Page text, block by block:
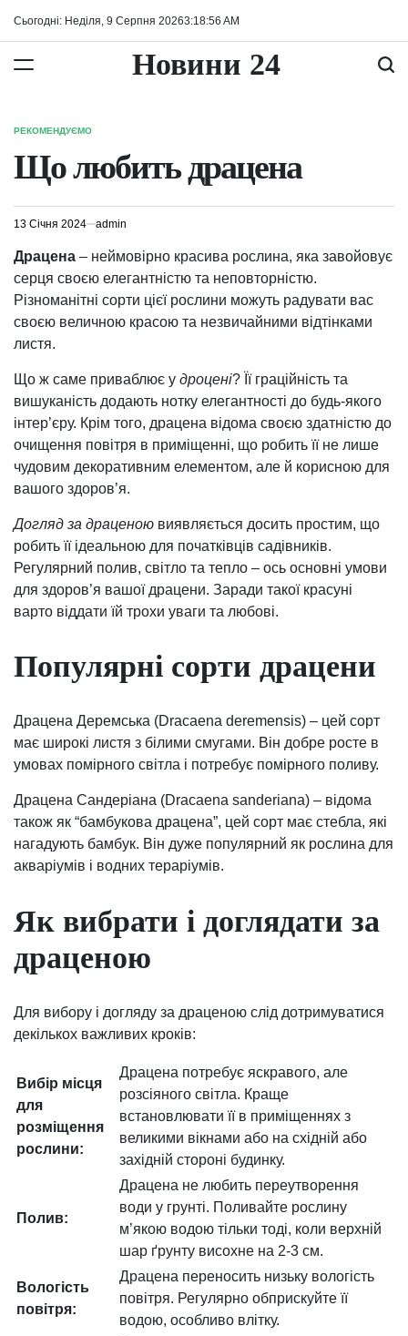
Сьогодні: Неділя, 9 Серпня 20263:18:56 AM
Новини 24
ОПУБЛІКУВАТИ
РЕКОМЕНДУЄМО
Що любить драцена
13 Січня 2024 admin
Драцена – неймовірно красива рослина, яка завойовує
серця своєю елегантністю та неповторністю.
Різноманітні сорти цієї рослини можуть радувати вас
своєю величною красою та незвичайними відтінками
листя.
Що ж саме приваблює у дроцені? Її граційність та
вишуканість додають нотку елегантності до будь-якого
інтер’єру. Крім того, драцена відома своєю здатністю до
очищення повітря в приміщенні, що робить її не лише
чудовим декоративним елементом, але й корисною для
вашого здоров’я.
Догляд за драценою виявляється досить простим, що
робить її ідеальною для початківців садівників.
Регулярний полив, світло та тепло – ось основні умови
для здоров’я вашої драцени. Заради такої красуні
варто віддати їй трохи уваги та любові.
Популярні сорти драцени
Драцена Деремська (Dracaena deremensis) – цей сорт
має широкі листя з білими смугами. Він добре росте в
умовах помірного світла і потребує помірного поливу.
Драцена Сандеріана (Dracaena sanderiana) – відома
також як “бамбукова драцена”, цей сорт має стебла, які
нагадують бамбук. Він дуже популярний як рослина для
акваріумів і водних тераріумів.
Як вибрати і доглядати за
драценою
Для вибору і догляду за драценою слід дотримуватися
декількох важливих кроків:
Вибір місця
для
розміщення
рослини:
Драцена потребує яскравого, але
розсіяного світла. Краще
встановлювати її в приміщеннях з
великими вікнами або на східній або
західній стороні будинку.
Полив:
Драцена не любить переутворення
води у грунті. Поливайте рослину
м’якою водою тільки тоді, коли верхній
шар ґрунту висохне на 2-3 см.
Вологість
повітря:
Драцена переносить низьку вологість
повітря. Регулярно обприскуйте її
водою, особливо влітку.